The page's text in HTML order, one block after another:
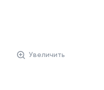
Увеличить